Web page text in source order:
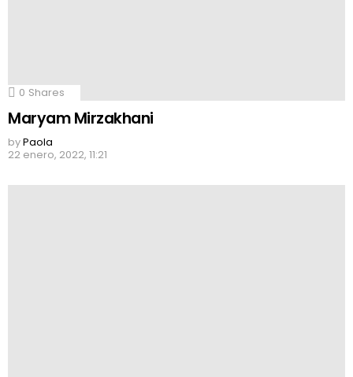
0 Shares
Maryam Mirzakhani
byPaola
22 enero, 2022, 11:21